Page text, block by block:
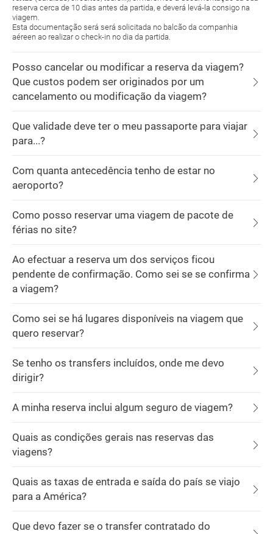
reserva cerca de 10 dias antes da partida, e deverá levá-la consigo na
viagem.
Esta documentação será será solicitada no balcão da companhia
aéreen ao realizar o check-in no dia da partida.
Posso cancelar ou modificar a reserva da viagem?
Que custos podem ser originados por um
cancelamento ou modificação da viagem?
Que validade deve ter o meu passaporte para viajar
para...?
Com quanta antecedência tenho de estar no
aeroporto?
Como posso reservar uma viagem de pacote de
férias no site?
Ao efectuar a reserva um dos serviços ficou
pendente de confirmação. Como sei se se confirma
a viagem?
Como sei se há lugares disponíveis na viagem que
quero reservar?
Se tenho os transfers incluídos, onde me devo
dirigir?
A minha reserva inclui algum seguro de viagem?
Quais as condições gerais nas reservas das
viagens?
Quais as taxas de entrada e saída do país se viajo
para a América?
Que devo fazer se o transfer contratado do